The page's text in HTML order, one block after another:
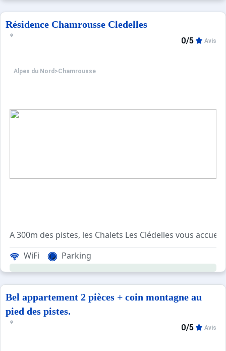
Résidence Chamrousse Cledelles
Alpes du Nord >Chamrousse
0/5 Avis
A 300m des pistes, les Chalets Les Clédelles vous
WiFi
Parking
Bel appartement 2 pièces + coin montagne au
pied des pistes.
0/5 Avis